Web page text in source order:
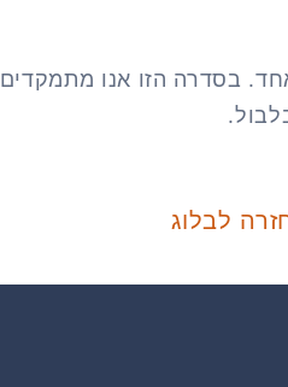
בסדרה הזו אנו
לבלוג